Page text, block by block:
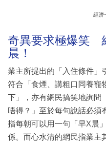
經濟
奇異要求極爆笑
晨！
業主所提出的「入住條件」
符合「食煙、講粗口同養寵
下」，亦有網民搞笑地詢問
唔得？」至於每句說話必須
指每朝可以用一句「早X晨
係。而心水清的網民指業主